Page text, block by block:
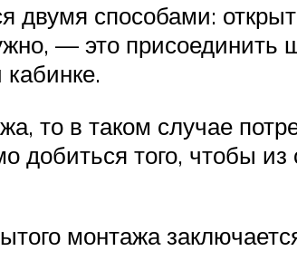
двумя способами:
— это присоединить
то в таком случае
добиться того, чтобы
монтажа